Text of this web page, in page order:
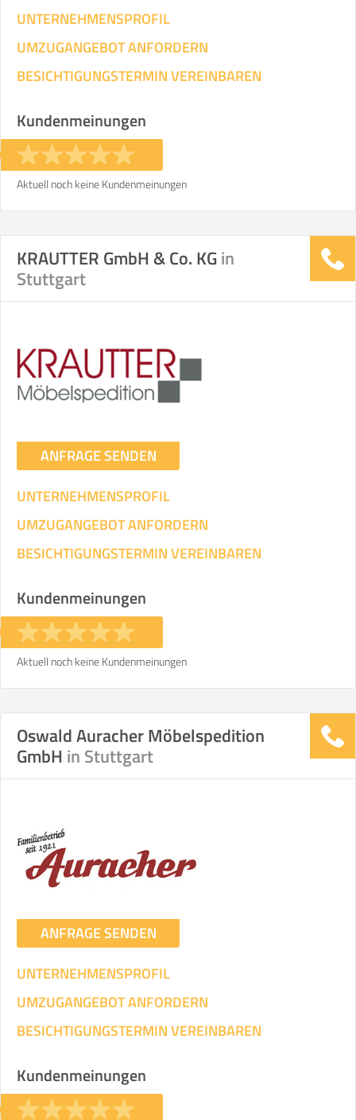
UNTERNEHMENSPROFIL
UMZUGANGEBOT ANFORDERN
BESICHTIGUNGSTERMIN VEREINBAREN
Kundenmeinungen
Aktuell noch keine Kundenmeinungen
KRAUTTER GmbH & Co. KGin
Stuttgart
ANFRAGE SENDEN
UNTERNEHMENSPROFIL
UMZUGANGEBOT ANFORDERN
BESICHTIGUNGSTERMIN VEREINBAREN
Kundenmeinungen
Aktuell noch keine Kundenmeinungen
Oswald Auracher Möbelspedition
GmbH in Stuttgart
ANFRAGE SENDEN
UNTERNEHMENSPROFIL
UMZUGANGEBOT ANFORDERN
BESICHTIGUNGSTERMIN VEREINBAREN
Kundenmeinungen